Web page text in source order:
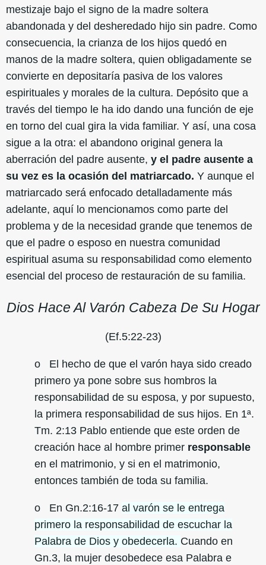
mestizaje bajo el signo de la madre soltera
abandonada y del desheredado hijo sin padre. Como
consecuencia, la crianza de los hijos quedó en
manos de la madre soltera, quien obligadamente se
convierte en depositaría pasiva de los valores
espirituales y morales de la cultura. Depósito que a
través del tiempo le ha ido dando una función de eje
en torno del cual gira la vida familiar. Y así, una cosa
sigue a la otra: el abandono original genera la
aberración del padre ausente, y el padre ausente a
su vez es la ocasión del matriarcado. Y aunque el
matriarcado será enfocado detalladamente más
adelante, aquí lo mencionamos como parte del
problema y de la necesidad grande que tenemos de
que el padre o esposo en nuestra comunidad
espiritual asuma su responsabilidad como elemento
esencial del proceso de restauración de su familia.
Dios Hace Al Varón Cabeza De Su Hogar
(Ef.5:22-23)
o El hecho de que el varón haya sido creado
primero ya pone sobre sus hombros la
responsabilidad de su esposa, y por supuesto,
la primera responsabilidad de sus hijos. En 1ª.
Tm. 2:13 Pablo entiende que este orden de
creación hace al hombre primer responsable
en el matrimonio, y si en el matrimonio,
entonces también de toda su familia.
o En Gn.2:16-17 al varón se le entrega
primero la responsabilidad de escuchar la
Palabra de Dios y obedecerla. Cuando en
Gn.3, la mujer desobedece esa Palabra e